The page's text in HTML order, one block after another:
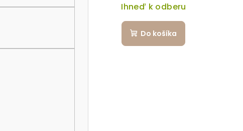
Ihneď k odberu
Do košíka